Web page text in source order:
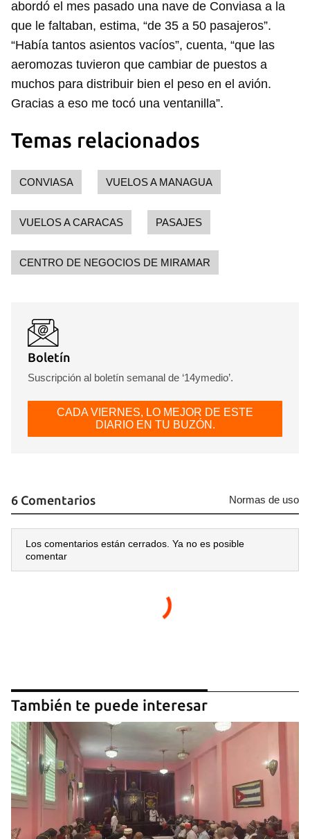
abordó el mes pasado una nave de Conviasa a la
que le faltaban, estima, “de 35 a 50 pasajeros”.
“Había tantos asientos vacíos”, cuenta, “que las
aeromozas tuvieron que cambiar de puestos a
muchos para distribuir bien el peso en el avión.
Gracias a eso me tocó una ventanilla”.
Temas relacionados
CONVIASA VUELOS A MANAGUA
VUELOS A CARACAS PASAJES
CENTRO DE NEGOCIOS DE MIRAMAR
Boletín
Suscripción al boletín semanal de ‘14ymedio’.
CADA VIERNES, LO MEJOR DE ESTE
DIARIO EN TU BUZÓN.
6 Comentarios Normas de uso
Los comentarios están cerrados. Ya no es posible
comentar
También te puede interesar